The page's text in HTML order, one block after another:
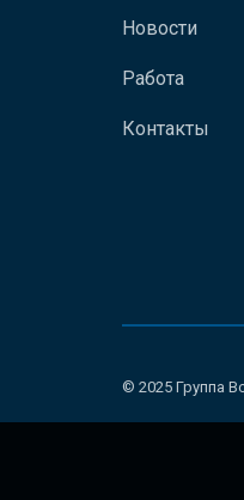
Новости
Работа
Контакты
© 2025 Группа